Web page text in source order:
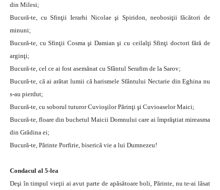
din Milesi;
Bucură-te, cu Sfinţii Ierarhi Nicolae şi Spiridon, neobosiţii făcători de
minuni;
Bucură-te, cu Sfinţii Cosma şi Damian şi cu ceilalţi Sfinţi doctori fără de
arginţi;
Bucură-te, cel ce ai fost asemănat cu Sfântul Serafim de la Sarov;
Bucură-te, că ai arătat lumii că harismele Sfântului Nectarie din Eghina nu
s-au pierdut;
Bucură-te, cu soborul tuturor Cuvioşilor Părinţi şi Cuvioaselor Maici;
Bucură-te, floare din buchetul Maicii Domnului care ai împrăştiat mireasma
din Grădina ei;
Bucură-te, Părinte Porfirie, biserică vie a lui Dumnezeu!
Condacul al 5-lea
Deşi în timpul vieţii ai avut parte de apăsătoare boli, Părinte, nu te-ai lăsat